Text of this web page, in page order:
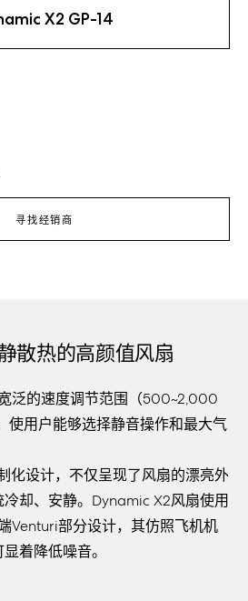
X2 GP-14
寻找经销商
散热的高颜值风扇
泛的速度调节范围（500~2,000
使用户能够选择静音操作和最大气
化设计，不仅呈现了风扇的漂亮外
却、安静。Dynamic X2风扇使用
Venturi部分设计，其仿照飞机机
着降低噪音。